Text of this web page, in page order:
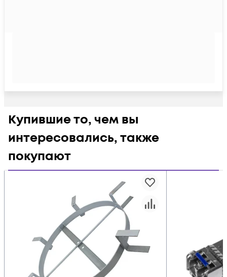
Купившие то, чем вы
интересовались, также
покупают